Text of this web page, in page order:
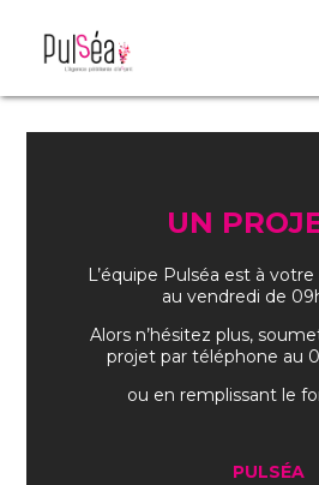
UN
L’équipe Pulséa est à
au vendredi de
Alors n’hésitez plus,
projet par téléphone au
ou en remplissant le
PULSÉA